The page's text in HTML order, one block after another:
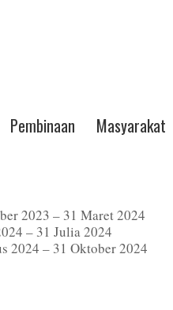
Masyarakat
2023 – 31 Maret 2024
– 31 Julia 2024
2024 – 31 Oktober 2024